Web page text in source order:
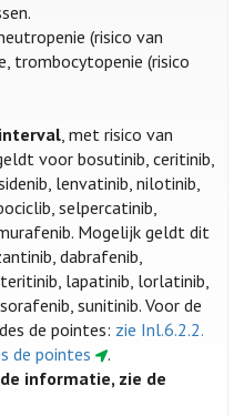
(risico van
trombocytopenie (risico
, met risico van
voor bosutinib, ceritinib,
lenvatinib, nilotinib,
selpercatinib,
Mogelijk geldt dit
dabrafenib,
lapatinib, lorlatinib,
sunitinib. Voor de
de pointes: zie Inl.6.2.2.
de pointes
.
informatie, zie de